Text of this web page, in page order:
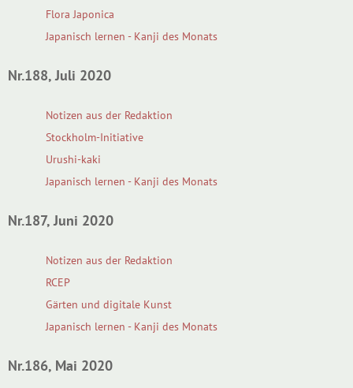
Flora Japonica
Japanisch lernen - Kanji des Monats
Nr.188, Juli 2020
Notizen aus der Redaktion
Stockholm-Initiative
Urushi-kaki
Japanisch lernen - Kanji des Monats
Nr.187, Juni 2020
Notizen aus der Redaktion
RCEP
Gärten und digitale Kunst
Japanisch lernen - Kanji des Monats
Nr.186, Mai 2020